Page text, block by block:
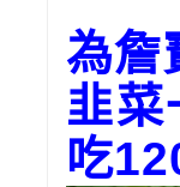
為詹
韭菜
吃